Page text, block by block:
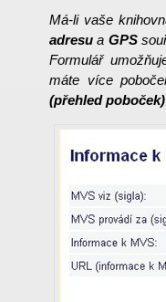
Má-li vaše
adresu a GPS
Formulář
máte více
(přehled poboček)